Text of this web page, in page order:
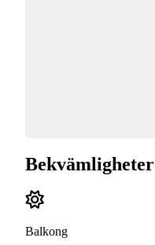
Bekvämligheter
Balkong